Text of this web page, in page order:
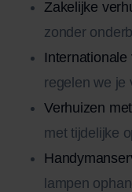
Zakelijke
zonder
Internationale
regelen we je
Verhuizen
met tijdelijke
lampen